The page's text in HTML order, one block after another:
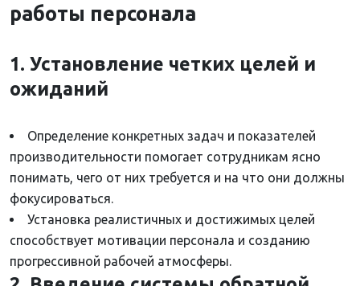
работы персонала
1. Установление четких целей и
ожиданий
Определение конкретных задач и показателей
производительности помогает сотрудникам ясно
понимать, чего от них требуется и на что они должны
фокусироваться.
Установка реалистичных и достижимых целей
способствует мотивации персонала и созданию
прогрессивной рабочей атмосферы.